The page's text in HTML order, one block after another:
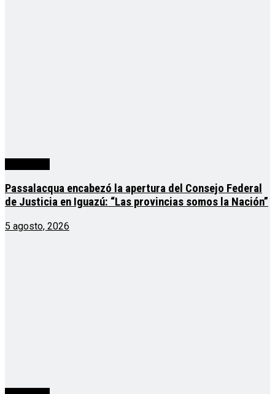
Passalacqua encabezó la apertura del Consejo Federal
de Justicia en Iguazú: “Las provincias somos la Nación”
5 agosto, 2026